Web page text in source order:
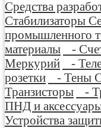
Средства
Стабилизаторы
промышленного
материалы
-
Меркурий
-
розетки
- Тены
Транзисторы
-
ПНД и
Устройства